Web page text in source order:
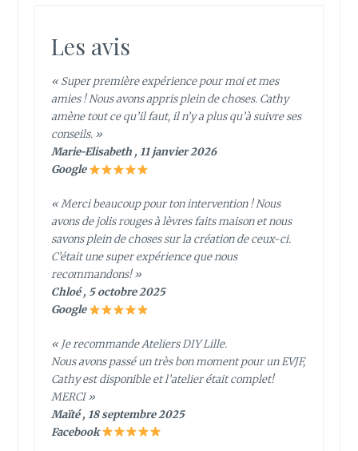
Les avis
« Super première expérience pour moi et mes
amies ! Nous avons appris plein de choses. Cathy
amène tout ce qu’il faut, il n’y a plus qu’à suivre ses
conseils. »
Marie-Elisabeth , 11 janvier 2026
Google
« Merci beaucoup pour ton intervention ! Nous
avons de jolis rouges à lèvres faits maison et nous
savons plein de choses sur la création de ceux-ci.
C’était une super expérience que nous
recommandons! »
Chloé , 5 octobre 2025
Google
« Je recommande Ateliers DIY Lille.
Nous avons passé un très bon moment pour un EVJF,
Cathy est disponible et l’atelier était complet!
MERCI »
Maïté , 18 septembre 2025
Facebook